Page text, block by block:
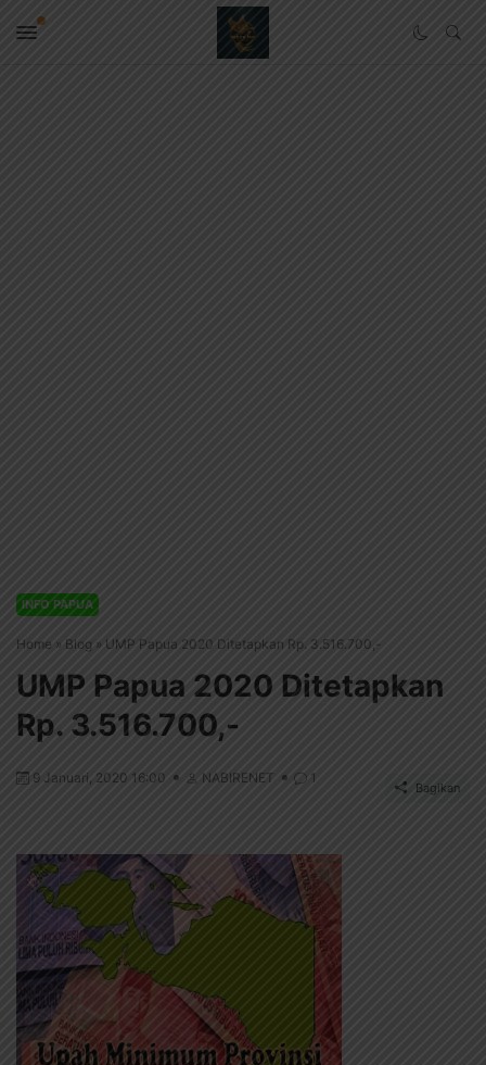
INFO PAPUA
Home » Blog » UMP Papua 2020 Ditetapkan Rp. 3.516.700,-
UMP Papua 2020 Ditetapkan
Rp. 3.516.700,-
9 Januari, 2020 16:00 NABIRENET 1
Bagikan